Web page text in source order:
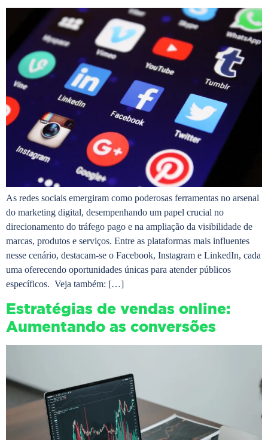
As redes sociais emergiram como poderosas ferramentas no arsenal
do marketing digital, desempenhando um papel crucial no
direcionamento do tráfego pago e na ampliação da visibilidade de
marcas, produtos e serviços. Entre as plataformas mais influentes
nesse cenário, destacam-se o Facebook, Instagram e LinkedIn, cada
uma oferecendo oportunidades únicas para atender públicos
específicos. Veja também: […]
Estratégias de vendas online:
Aumentando as conversões